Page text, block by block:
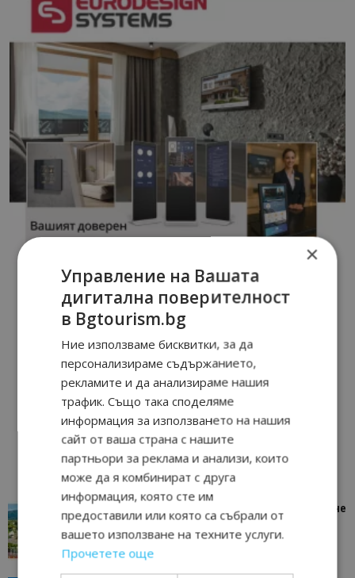
“Пощенска картичка от…”: Петрич – Изживяване
отвъд очакваното
11/07/2026 11:22
×
Управление на Вашата
дигитална поверителност
в Bgtourism.bg
Ние използваме бисквитки, за да
персонализираме съдържанието,
рекламите и да анализираме нашия
трафик. Също така споделяме
информация за използването на нашия
сайт от ваша страна с нашите
партньори за реклама и анализи, които
може да я комбинират с друга
информация, която сте им
предоставили или която са събрали от
вашето използване на техните услуги.
Прочетете още